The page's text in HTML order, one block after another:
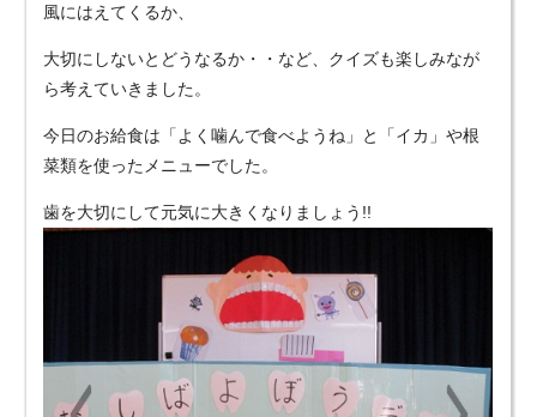
風にはえてくるか、
大切にしないとどうなるか・・など、クイズも楽しみなが
ら考えていきました。
今日のお給食は「よく噛んで食べようね」と「イカ」や根
菜類を使ったメニューでした。
歯を大切にして元気に大きくなりましょう!!